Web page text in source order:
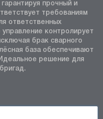
прочный и
требованиям
ответственных
контролирует
брак сварного
база обеспечивают
решение для